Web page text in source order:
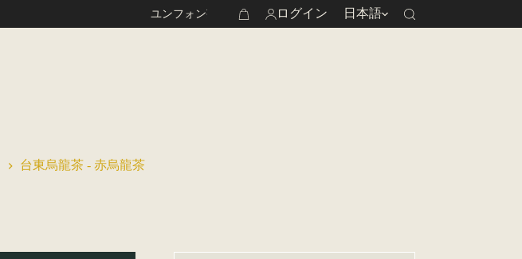
ユンフォン茶園 ｜ 台湾が世界に誇るお茶を海外に発信
シ
ログイン 日本語
台東烏龍茶 - 赤烏龍茶